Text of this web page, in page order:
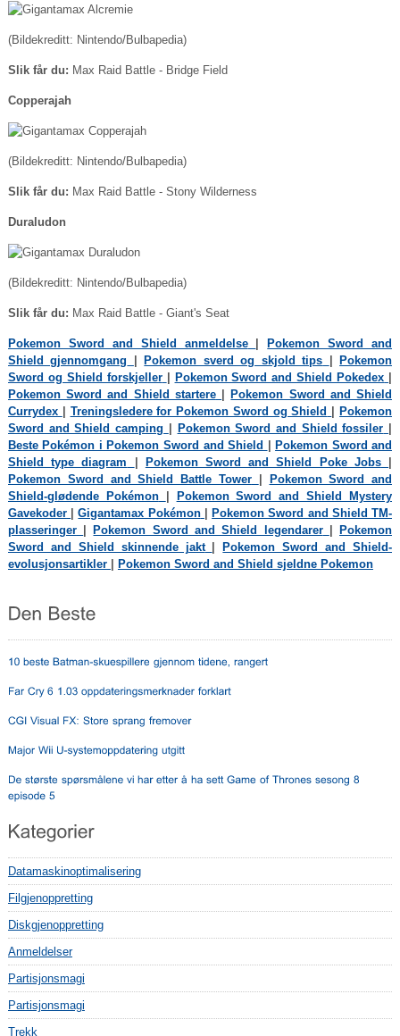
(Bildekreditt: Nintendo/Bulbapedia)
Slik får du: Max Raid Battle - Bridge Field
Copperajah
(Bildekreditt: Nintendo/Bulbapedia)
Slik får du: Max Raid Battle - Stony Wilderness
Duraludon
(Bildekreditt: Nintendo/Bulbapedia)
Slik får du: Max Raid Battle - Giant's Seat
Pokemon Sword and Shield anmeldelse |
Pokemon Sword and
Shield gjennomgang
| Pokemon sverd og skjold tips | Pokemon
Sword og Shield forskjeller | Pokemon Sword and Shield Pokedex |
Pokemon Sword and Shield startere | Pokemon Sword and Shield
Currydex | Treningsledere for Pokemon Sword og Shield | Pokemon
Sword and Shield camping | Pokemon Sword and Shield fossiler |
Beste Pokémon i Pokemon Sword and Shield | Pokemon Sword and
Shield type diagram
| Pokemon Sword and Shield Poke Jobs
|
Pokemon Sword and Shield Battle Tower
| Pokemon Sword and
Shield-glødende Pokémon
| Pokemon Sword and Shield Mystery
Gavekoder | Gigantamax Pokémon | Pokemon Sword and Shield TM-
plasseringer | Pokemon Sword and Shield legendarer | Pokemon
Sword and Shield skinnende jakt |
Pokemon Sword and Shield-
evolusjonsartikler | Pokemon Sword and Shield sjeldne Pokemon
Datamaskinoptimalisering
Filgjenoppretting
Diskgjenoppretting
Anmeldelser
Partisjonsmagi
Partisjonsmagi
Trekk